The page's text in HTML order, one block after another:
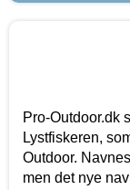
Pro-Outdoor.dk
Lystfiskeren,
Outdoor.
men det nye